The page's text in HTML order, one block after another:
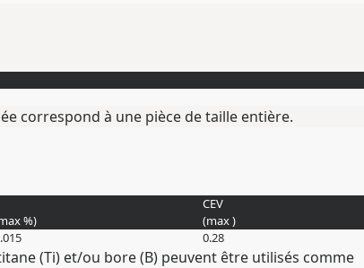
correspond à une pièce de taille entière.
%)
CEV
(max )
0.28
(Ti) et/ou bore (B) peuvent être utilisés comme